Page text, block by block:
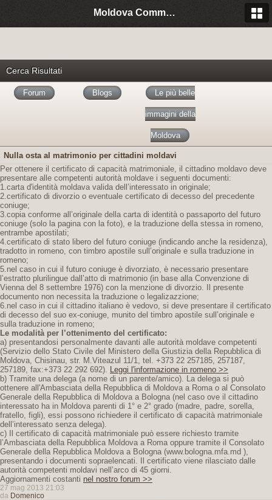
Moldova Community Italia
Cerca Risultati
Forum Blogs Le più belle
immagini della
Moldova
Nulla osta al matrimonio per cittadini moldavi
Per ottenere il certificato di capacità matrimoniale, il cittadino moldavo deve
presentare alle competenti autorità moldave i seguenti documenti:
1.carta d'identità moldava valida dell’interessato in originale;
2.certificato di divorzio o eventuale certificato di decesso del precedente
coniuge;
3.copia conforme all’originale della carta di identità o passaporto del futuro
coniuge (solo la pagina con la foto), e la traduzione della stessa in romeno,
entrambe apostilati;
4.certificato di stato libero del futuro coniuge (indicando anche la residenza),
tradotto in romeno, con timbro apostile sull’originale e sulla traduzione in
romeno;
5.nel caso in cui il futuro coniuge è divorziato, è necessario presentare
l’estratto plurilingue dall’atto di matrimonio (in base alla Convenzione di
Vienna del 8 settembre 1976) con la menzione di divorzio. Il presente
documento non necessita la traduzione o legalizazzione;
6.nel caso in cui il cittadino italiano è vedovo, si deve presentare il certificato
di decesso del suo ex-coniuge, munito del timbro apostile sull’originale e
sulla traduzione in romeno;
Le modalità per l’ottenimento del certificato:
a) presentandosi personalmente davanti alle autorità moldave competenti
(Servizio dello Stato Civile del Ministero della Giustizia della Repubblica di
Moldova, Chisinau, str. M.Viteazul 11/1, tel. +373 22 257185, 257187,
257189, fax:+373 22 292 692). Leggi l'informazione in romeno >>
b) Tramite una delega (a nome di un parente/amico). La delega si può
ottenere all'Ambasciata della Repubblica di Moldova a Roma o al Consolato
Generale della Repubblica di Moldova a Bologna (nel caso ove il cittadino
interessato ha in Moldova parenti di 1° e 2° grado (madre, padre, sorella,
fratello, figli), essi possono richiedere il certificato di capacità matrimoniale
dell’interessato senza delega).
c) Il certificato di capacità matrimoniale può essere richiesto tramite
l’Ambasciata della Repubblica Moldova a Roma oppure tramite il Consolato
Generale della Repubblica Moldova a Bologna (www.bologna.mfa.md ),
presentando i documenti sopraelencati. Il certificato viene rilasciato dalle
autorità competenti moldavi nell’arco di 45 giorni.
Aggiornamenti costanti nel nostro forum >>
27 mag 2013 21:03
da Domenico